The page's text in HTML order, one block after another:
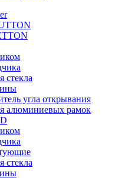
стекла
угла открывания
алюминиевых рамок
стекла